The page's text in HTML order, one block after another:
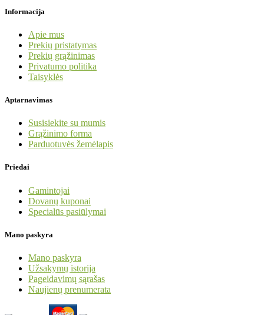
Informacija
Apie mus
Prekių pristatymas
Prekių grąžinimas
Privatumo politika
Taisyklės
Aptarnavimas
Susisiekite su mumis
Grąžinimo forma
Parduotuvės žemėlapis
Priedai
Gamintojai
Dovanų kuponai
Specialūs pasiūlymai
Mano paskyra
Mano paskyra
Užsakymų istorija
Pageidavimų sąrašas
Naujienų prenumerata